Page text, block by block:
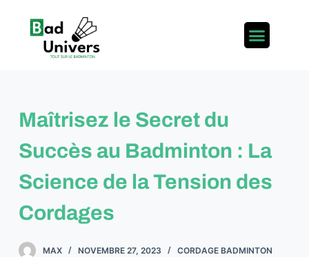
a
c
o
n
Maîtrisez le Secret du
Succès au Badminton : La
Science de la Tension des
Cordages
MAX NOVEMBRE 27, 2023 CORDAGE BADMINTON